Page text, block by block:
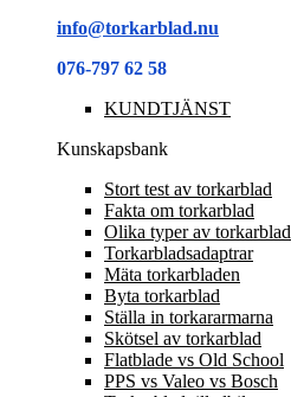
info@torkarblad.nu
076-797 62 58
KUNDTJÄNST
Kunskapsbank
Stort test av torkarblad
Fakta om torkarblad
Olika typer av torkarblad
Torkarbladsadaptrar
Mäta torkarbladen
Byta torkarblad
Ställa in torkararmarna
Skötsel av torkarblad
Flatblade vs Old School
PPS vs Valeo vs Bosch